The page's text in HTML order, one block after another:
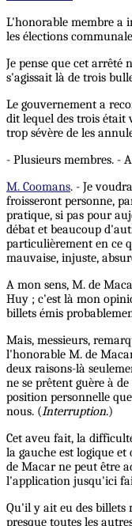
L'honorable membre a
les élections
Je pense que cet arrêté
s'agissait là de trois
Le gouvernement a
dit lequel des trois
trop sévère de les
- Plusieurs membres. -
M. Coomans. - Je
froisseront personne,
pratique, si pas pour
débat et beaucoup
particulièrement en ce
mauvaise, injuste,
A mon sens, M. de
Huy ; c'est là mon
billets émis
Mais, messieurs,
l'honorable M. de
deux raisons-là
ne se prêtent guère à
position personnelle
nous. (Interruption.)
Cet aveu fait, la
la gauche est logique
de Macar ne peut être
l'application jusqu'ici
Qu'il y ait eu des billets
presque toutes les